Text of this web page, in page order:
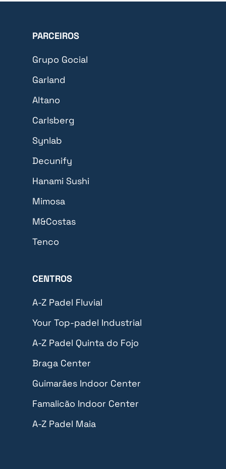
PARCEIROS
Grupo Gocial
Garland
Altano
Carlsberg
Synlab
Decunify
Hanami Sushi
Mimosa
M&Costas
Tenco
CENTROS
A-Z Padel Fluvial
Your Top-padel Industrial
A-Z Padel Quinta do Fojo
Braga Center
Guimarães Indoor Center
Famalicão Indoor Center
A-Z Padel Maia